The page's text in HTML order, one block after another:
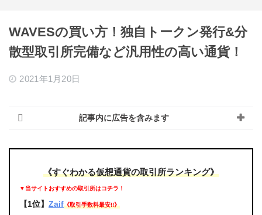
WAVESの買い方！独自トークン発行&分
散型取引所完備など汎用性の高い通貨！
2021年1月20日
記事内に広告を含みます
《すぐわかる仮想通貨の取引所ランキング》
▼当サイトおすすめの取引所はコチラ！
【1位】 Zaif《取引手数料最安!!》